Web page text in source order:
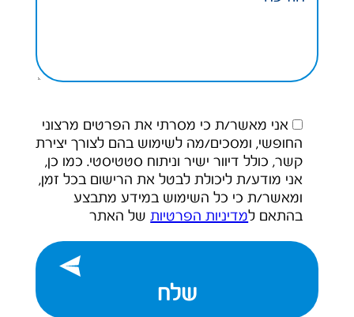
אני מאשר/ת כי מסרתי את הפרטים מרצוני
החופשי, ומסכים/מה לשימוש בהם לצורך יצירת
קשר, כולל דיוור ישיר וניתוח סטטיסטי. כמו כן,
אני מודע/ת ליכולת לבטל את הרישום בכל זמן,
ומאשר/ת כי כל השימוש במידע מתבצע
בהתאם למדיניות הפרטיותשל האתר
שלח